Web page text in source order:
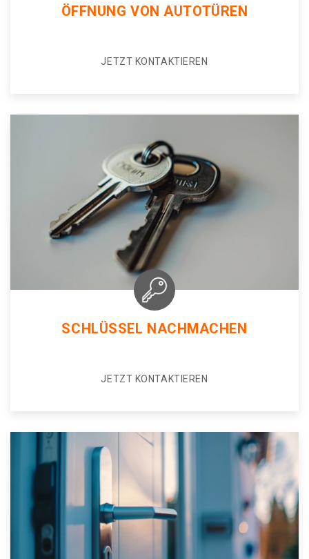
ÖFFNUNG VON AUTOTÜREN
JETZT KONTAKTIEREN
SCHLÜSSEL NACHMACHEN
JETZT KONTAKTIEREN